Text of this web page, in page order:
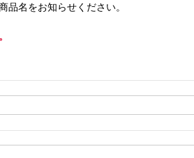
名をお知らせください。